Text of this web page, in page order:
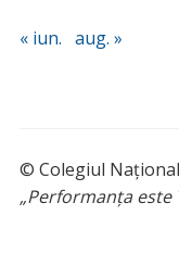
« iun. aug. »
© Colegiul Național
„Performanța este